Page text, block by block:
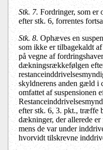
Stk. 7. Fordringer, som er
efter stk. 6, forrentes
Stk. 8.Ophæves en
som ikke er tilbagekaldt
på vegne af
dækningsrækkefølgen
skyldnerens anden gæld i
omfattet af suspensionen
efter stk. 6, 3. pkt., træffe
dækninger, der allerede er
mens de var under
hvorvidt tilskrevne